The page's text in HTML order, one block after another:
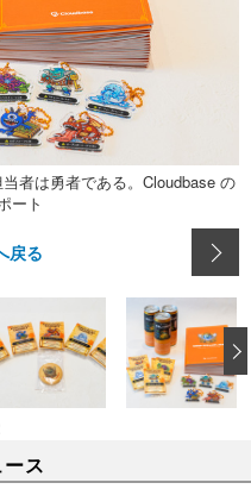
者は勇者である。Cloudbase の
ート
戻る
ス